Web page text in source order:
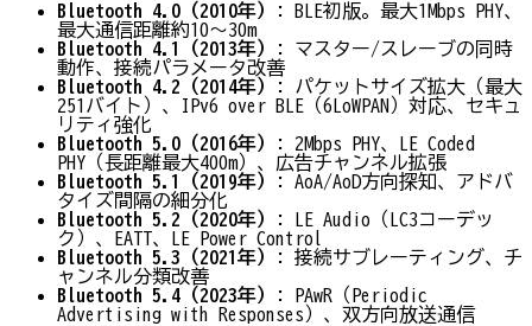
Bluetooth 4.0（2010年）
: BLE初版。最大1Mbps PHY、
最大通信距離約10〜30m
Bluetooth 4.1（2013年）
: マスター/スレーブの同時
動作、接続パラメータ改善
Bluetooth 4.2（2014年）
: パケットサイズ拡大（最大
251バイト）、IPv6 over BLE（6LoWPAN）対応、セキュ
リティ強化
Bluetooth 5.0（2016年）
: 2Mbps PHY、LE Coded
PHY（長距離最大400m）、広告チャンネル拡張
Bluetooth 5.1（2019年）
: AoA/AoD方向探知、アドバ
タイズ間隔の細分化
Bluetooth 5.2（2020年）
: LE Audio（LC3コーデッ
ク）、EATT、LE Power Control
Bluetooth 5.3（2021年）
: 接続サブレーティング、チ
ャンネル分類改善
Bluetooth 5.4（2023年）
: PAwR（Periodic
Advertising with Responses）、双方向放送通信